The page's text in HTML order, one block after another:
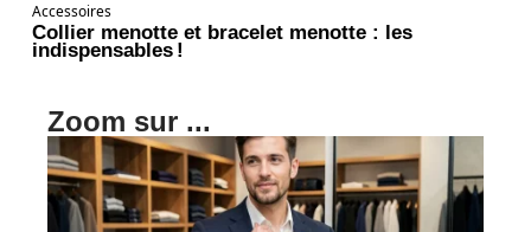
Accessoires
Collier menotte et bracelet menotte : les
indispensables !
Zoom sur ...